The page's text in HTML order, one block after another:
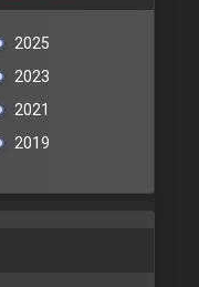
2025
2023
2021
2019